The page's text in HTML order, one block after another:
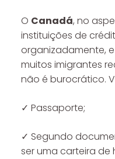
O Canadá, no
instituições de
organizadamente,
muitos imigrantes
não é burocrático.
✓ Passaporte;
✓ Segundo
ser uma carteira de